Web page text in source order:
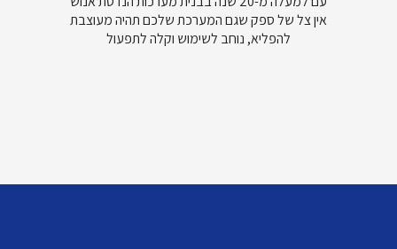
אין צל של ספק שגם המערכת שלכם תהיה מעוצבת
להפליא, נוחב לשימוש וקלה לתפעול